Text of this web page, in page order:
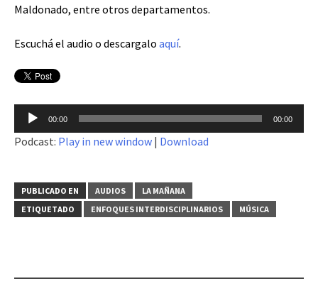
Maldonado, entre otros departamentos.
Escuchá el audio o descargalo aquí.
Reproductor
de
audio
00:00 00:00
Podcast: Play in new window | Download
PUBLICADO EN AUDIOS
LA MAÑANA
ETIQUETADO
ENFOQUES INTERDISCIPLINARIOS MÚSICA